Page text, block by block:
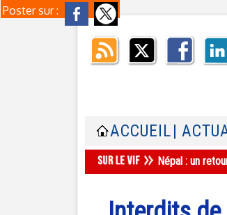
Poster sur :
ACCUEIL |
Népal : un